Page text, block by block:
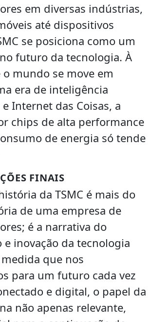
em diversas indústrias,
até dispositivos
se posiciona como um
futuro da tecnologia. À
mundo se move em
era de inteligência
Internet das Coisas, a
chips de alta performance
de energia só tende
FINAIS
da TSMC é mais do
de uma empresa de
é a narrativa do
e inovação da tecnologia
que nos
para um futuro cada vez
e digital, o papel da
não apenas relevante,